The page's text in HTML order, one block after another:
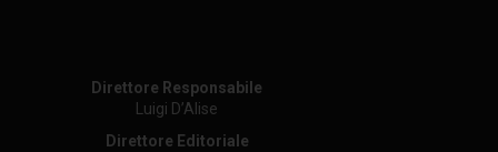
Direttore Responsabile
Luigi D’Alise
Direttore Editoriale